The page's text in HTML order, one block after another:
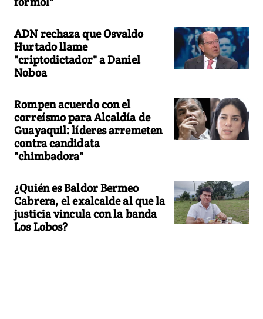
ADN rechaza que Osvaldo
Hurtado llame
"criptodictador" a Daniel
Noboa
Rompen acuerdo con el
correísmo para Alcaldía de
Guayaquil: líderes arremeten
contra candidata
"chimbadora"
¿Quién es Baldor Bermeo
Cabrera, el exalcalde al que la
justicia vincula con la banda
Los Lobos?